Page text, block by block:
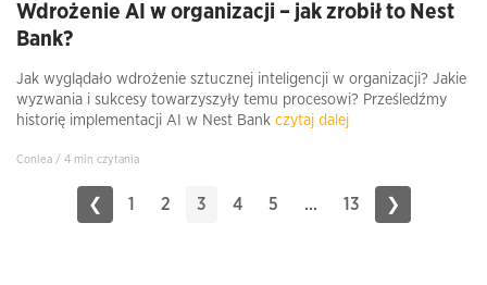
Wdrożenie AI w organizacji – jak zrobił to Nest
Bank?
Jak wyglądało wdrożenie sztucznej inteligencji w organizacji? Jakie
wyzwania i sukcesy towarzyszyły temu procesowi? Prześledźmy
historię implementacji AI w Nest Bank czytaj dalej
Conlea / 4 min czytania
❮ 1 2 3 4 5 ... 13 ❯